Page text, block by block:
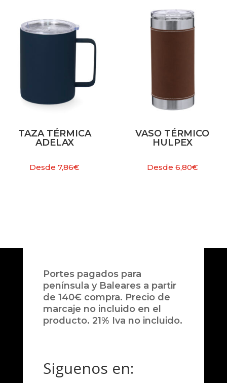
TAZA TÉRMICA
ADELAX
Desde7,86€
VASO TÉRMICO
HULPEX
Desde 6,80€
Portes pagados para
península y Baleares a partir
de 140€ compra. Precio de
marcaje no incluido en el
producto. 21% Iva no incluido.
Siguenos en: